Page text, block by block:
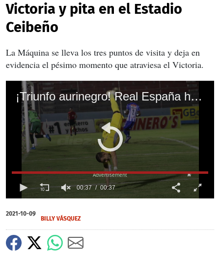
Victoria y pita en el Estadio
Ceibeño
La Máquina se lleva los tres puntos de visita y deja en
evidencia el pésimo momento que atraviesa el Victoria.
¡Triunfo aurinegro! Real España hunde más a la 'Jaiba' del Victoria y pita en el Estadio Ceibeño
seconds
of
seconds
00:37 00:37
X
X
X
2021-10-09
BILLY VÁSQUEZ